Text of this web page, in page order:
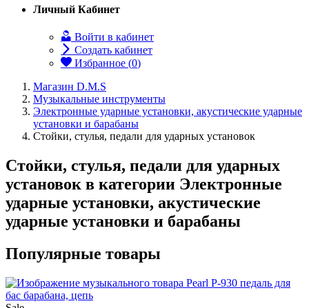
Личный Кабинет
Войти в кабинет
Создать кабинет
Избранное (0)
Магазин D.M.S
Музыкальные инструменты
Электронные ударные установки, акустические ударные
установки и барабаны
Стойки, стулья, педали для ударных установок
Стойки, стулья, педали для ударных
установок в категории Электронные
ударные установки, акустические
ударные установки и барабаны
Популярные товары